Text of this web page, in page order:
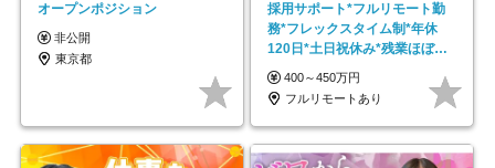
オープンポジション
非公開
東京都
採用サポート*フルリモート勤
務*フレックスタイム制*年休
120日*土日祝休み*残業ほぼな
し*育児中社員8割以上
400～450万円
フルリモートあり